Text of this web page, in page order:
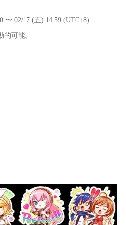
〜 02/17 (五) 14:59 (UTC+8)
可能。